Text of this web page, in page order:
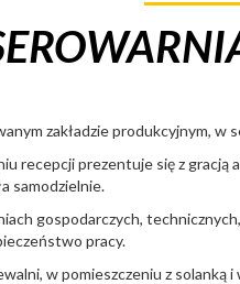
zakładzie produkcyjnym,
recepcji prezentuje się z gracją
samodzielnie.
gospodarczych,
pracy.
w pomieszczeniu z